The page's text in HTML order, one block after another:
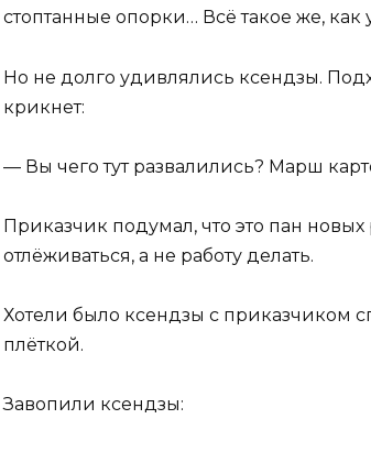
стоптанные опорки… Всё такое же,
Но не долго удивлялись ксендзы.
крикнет:
— Вы чего тут развалились? Марш
Приказчик подумал, что это пан
отлёживаться, а не работу делать.
Хотели было ксендзы с приказчиком
плёткой.
Завопили ксендзы: